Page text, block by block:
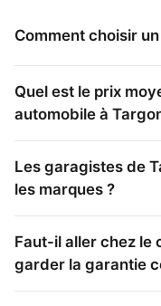
Comment choisir
Quel est le prix
automobile à
Les garagistes de
les marques ?
Faut-il aller chez le
garder la garantie